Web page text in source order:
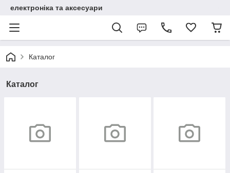
електроніка та аксесуари
Каталог
Каталог